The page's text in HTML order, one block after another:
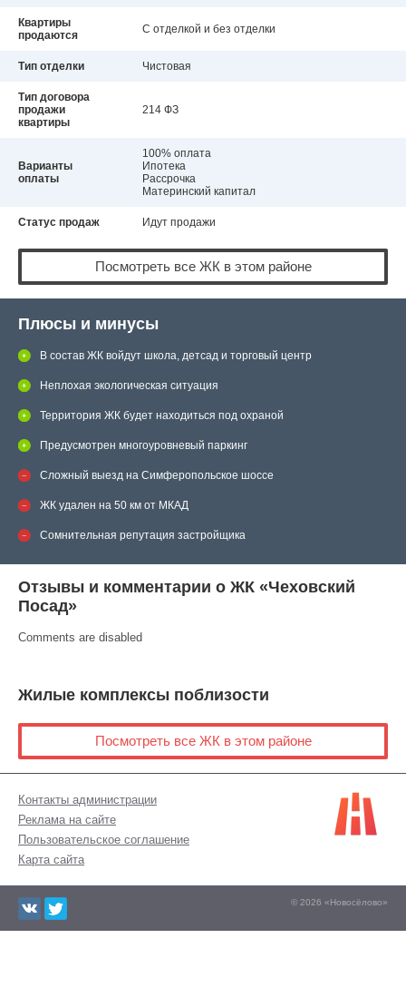
Квартиры
продаются
С отделкой и без отделки
Тип отделки Чистовая
Тип договора
продажи
квартиры
214 ФЗ
Варианты
оплаты
100% оплата
Ипотека
Рассрочка
Материнский капитал
Статус продаж Идут продажи
Посмотреть все ЖК в этом районе
Плюсы и минусы
В состав ЖК войдут школа, детсад и торговый центр
Неплохая экологическая ситуация
Территория ЖК будет находиться под охраной
Предусмотрен многоуровневый паркинг
Сложный выезд на Симферопольское шоссе
ЖК удален на 50 км от МКАД
Сомнительная репутация застройщика
Отзывы и комментарии о ЖК «Чеховский
Посад»
Comments are disabled
Жилые комплексы поблизости
Посмотреть все ЖК в этом районе
Контакты администрации
Реклама на сайте
Пользовательское соглашение
Карта сайта
© 2026 «Новосёлово»